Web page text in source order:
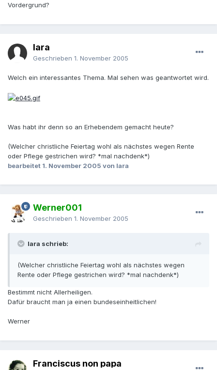
Vordergrund?
lara
Geschrieben 1. November 2005
Welch ein interessantes Thema. Mal sehen was geantwortet wird.
Was habt ihr denn so an Erhebendem gemacht heute?
(Welcher christliche Feiertag wohl als nächstes wegen Rente
oder Pflege gestrichen wird? *mal nachdenk*)
bearbeitet 1. November 2005 von lara
Werner001
Geschrieben 1. November 2005
lara schrieb:
(Welcher christliche Feiertag wohl als nächstes wegen
Rente oder Pflege gestrichen wird? *mal nachdenk*)
Bestimmt nicht Allerheiligen.
Dafür braucht man ja einen bundeseinheitlichen!
Werner
Franciscus non papa